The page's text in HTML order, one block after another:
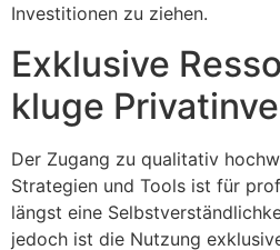
Investitionen zu ziehen.
Exklusive
kluge
Der Zugang zu qualitativ
Strategien und Tools ist für
längst eine
jedoch ist die Nutzung